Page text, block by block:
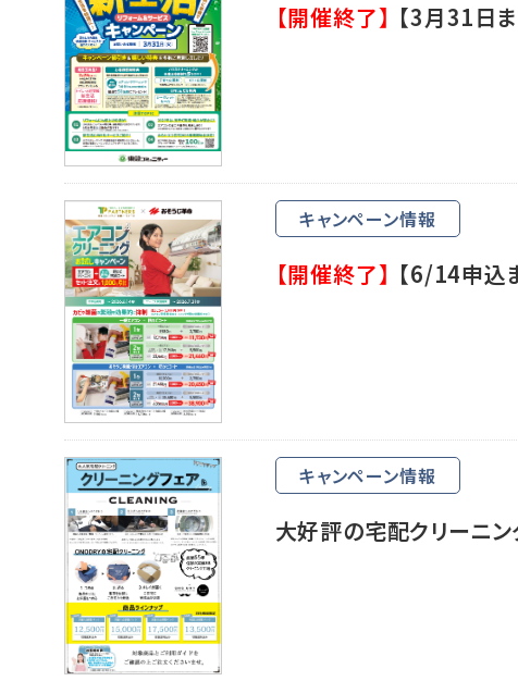
【開催終了】 【3月31日
キャンペーン情報
【開催終了】 【6/14申込
キャンペーン情報
大好評の宅配クリーニン